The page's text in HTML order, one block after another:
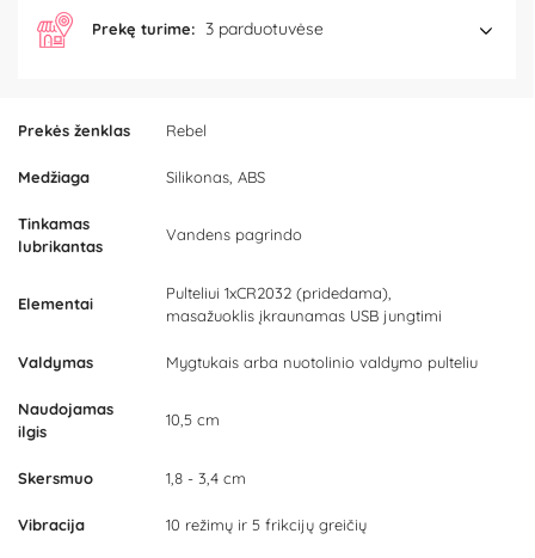
Prekės ženklas Rebel
Medžiaga Silikonas, ABS
Tinkamas
lubrikantas
Vandens pagrindo
Elementai
Pulteliui 1xCR2032 (pridedama),
masažuoklis įkraunamas USB jungtimi
Valdymas Mygtukais arba nuotolinio valdymo pulteliu
Naudojamas
ilgis
10,5 cm
Skersmuo 1,8 - 3,4 cm
Vibracija 10 režimų ir 5 frikcijų greičių
Prekę turime: 3 parduotuvėse